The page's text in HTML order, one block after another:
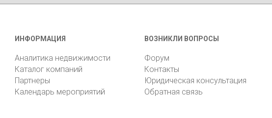
ИНФОРМАЦИЯ
Аналитика недвижимости
Каталог компаний
Партнеры
Календарь мероприятий
ВОЗНИКЛИ ВОПРОСЫ
Форум
Контакты
Юридическая консультация
Обратная связь